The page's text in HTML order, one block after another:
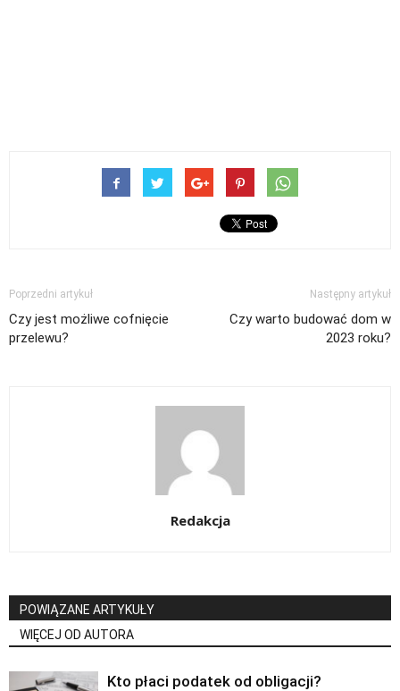
Poprzedni artykuł
Czy jest możliwe cofnięcie
przelewu?
Następny artykuł
Czy warto budować dom w
2023 roku?
Redakcja
POWIĄZANE ARTYKUŁY
WIĘCEJ OD AUTORA
Kto płaci podatek od obligacji?